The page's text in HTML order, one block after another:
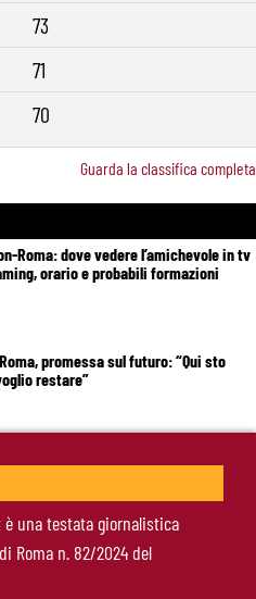
73
71
70
Guarda la classifica completa
Roma: dove vedere l’amichevole in tv
orario e probabili formazioni
promessa sul futuro: “Qui sto
restare”
messaggio Scudetto: “Non sono
è una testata giornalistica
Roma n. 82/2024 del